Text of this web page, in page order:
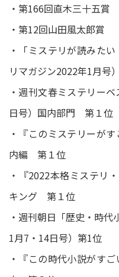
・第166回直木三十五賞
・第12回山田風太郎賞
・「ミステリが読みた
リマガジン2022年1月
・週刊文春ミステリー
日号）国内部門 第１位
・『このミステリーが
内編 第１位
・『2022本格ミステリ
キング 第１位
・週刊朝日「歴史・時
1月7・14日号）第1位
・『この時代小説がす